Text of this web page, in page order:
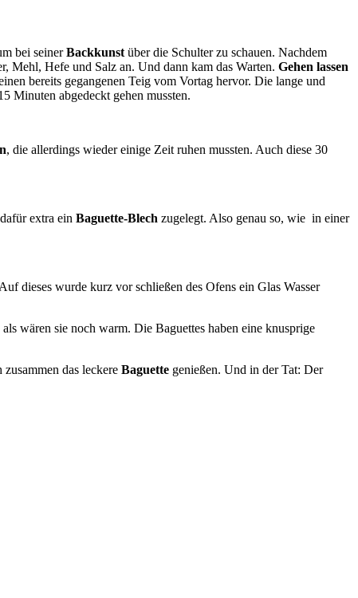
bei seinerBackkunst über die Schulter zu schauen. Nachdem
Mehl, Hefe und Salz an. Und dann kam das Warten. Gehen lassen
bereits gegangenen Teig vom Vortag hervor. Die lange und
Minuten abgedeckt gehen mussten.
, die allerdings wieder einige Zeit ruhen mussten. Auch diese 30
extra ein Baguette-Blech zugelegt. Also genau so, wie in einer
dieses wurde kurz vor schließen des Ofens ein Glas Wasser
das leckere Baguette genießen. Und in der Tat: Der